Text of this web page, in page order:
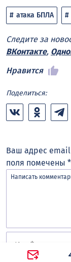
атака БПЛА
Следите за
ВКонтакте,
Нравится
Поделиться:
Ваш адрес email
поля помечены *